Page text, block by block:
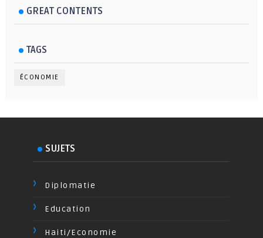
GREAT CONTENTS
TAGS
ÉCONOMIE
SUJETS
Diplomatie
Education
Haiti/Economie